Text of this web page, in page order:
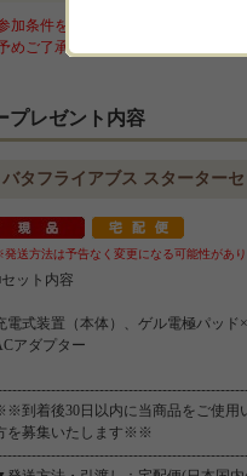
加条件を満たす方が当選者より少
めご了承ください。
プレゼント内容
バタフライアブス スターターセ
送方法は予告なく変更になる可能性があり
ット内容
電式装置（本体）、ゲル電極パッド
アダプター
到着後30日以内に当商品をご使用
を募集いたします※※